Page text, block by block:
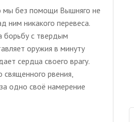
мы без помощи Вышняго не
ним никакого перевеса.
борьбу с твердым
оружия в минуту
сердца своего врагу.
священного рвения,
одно своё намерение